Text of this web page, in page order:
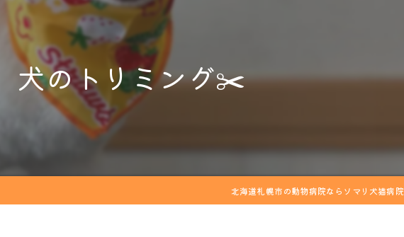
料金メニュー
犬のトリミング✂️
北海道札幌市の動物病院ならソマリ犬猫病院